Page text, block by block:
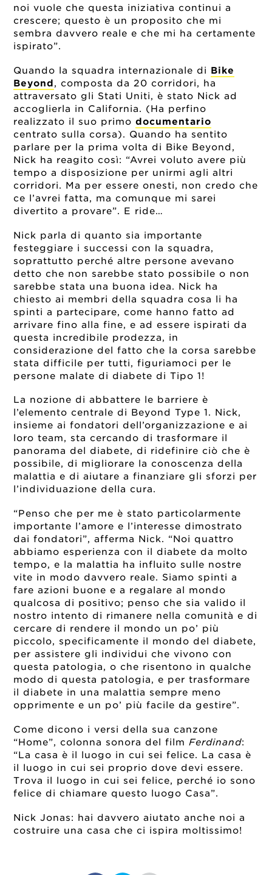
noi vuole che questa iniziativa continui a
crescere; questo è un proposito che mi
sembra davvero reale e che mi ha certamente
ispirato”.
Quando la squadra internazionale di Bike
Beyond, composta da 20 corridori, ha
attraversato gli Stati Uniti, è stato Nick ad
accoglierla in California. (Ha perfino
realizzato il suo primodocumentario
centrato sulla corsa). Quando ha sentito
parlare per la prima volta di Bike Beyond,
Nick ha reagito così: “Avrei voluto avere più
tempo a disposizione per unirmi agli altri
corridori. Ma per essere onesti, non credo che
ce l’avrei fatta, ma comunque mi sarei
divertito a provare”. E ride…
Nick parla di quanto sia importante
festeggiare i successi con la squadra,
soprattutto perché altre persone avevano
detto che non sarebbe stato possibile o non
sarebbe stata una buona idea. Nick ha
chiesto ai membri della squadra cosa li ha
spinti a partecipare, come hanno fatto ad
arrivare fino alla fine, e ad essere ispirati da
questa incredibile prodezza, in
considerazione del fatto che la corsa sarebbe
stata difficile per tutti, figuriamoci per le
persone malate di diabete di Tipo 1!
La nozione di abbattere le barriere è
l’elemento centrale di Beyond Type 1. Nick,
insieme ai fondatori dell’organizzazione e ai
loro team, sta cercando di trasformare il
panorama del diabete, di ridefinire ciò che è
possibile, di migliorare la conoscenza della
malattia e di aiutare a finanziare gli sforzi per
l’individuazione della cura.
“Penso che per me è stato particolarmente
importante l’amore e l’interesse dimostrato
dai fondatori”, afferma Nick. “Noi quattro
abbiamo esperienza con il diabete da molto
tempo, e la malattia ha influito sulle nostre
vite in modo davvero reale. Siamo spinti a
fare azioni buone e a regalare al mondo
qualcosa di positivo; penso che sia valido il
nostro intento di rimanere nella comunità e di
cercare di rendere il mondo un po’ più
piccolo, specificamente il mondo del diabete,
per assistere gli individui che vivono con
questa patologia, o che risentono in qualche
modo di questa patologia, e per trasformare
il diabete in una malattia sempre meno
opprimente e un po’ più facile da gestire”.
Come dicono i versi della sua canzone
“Home”, colonna sonora del filmFerdinand:
“La casa è il luogo in cui sei felice. La casa è
il luogo in cui sei proprio dove devi essere.
Trova il luogo in cui sei felice, perché io sono
felice di chiamare questo luogo Casa”.
Nick Jonas: hai davvero aiutato anche noi a
costruire una casa che ci ispira moltissimo!